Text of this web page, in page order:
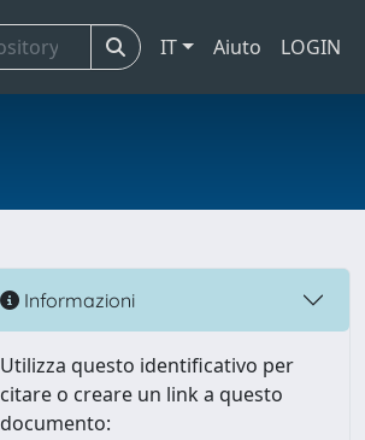
IT Aiuto LOGIN
Informazioni
Utilizza questo identificativo per
citare o creare un link a questo
documento: